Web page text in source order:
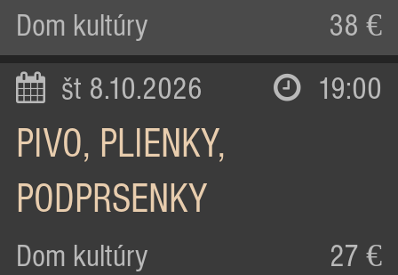
Dom kultúry 38 €
št 8.10.2026 19:00
PIVO, PLIENKY,
PODPRSENKY
Dom kultúry 27 €